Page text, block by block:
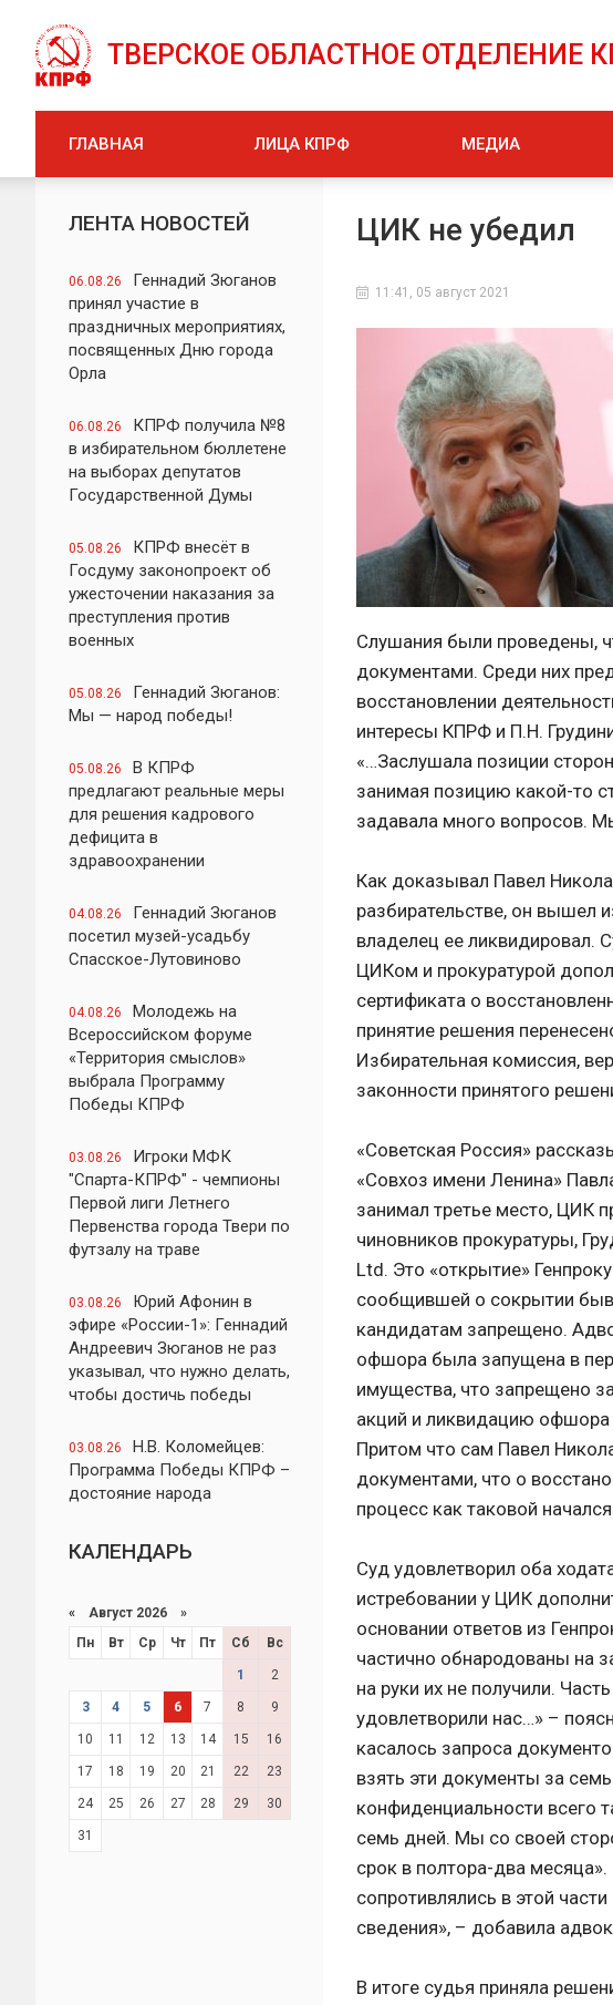
ТВЕРСКОЕ ОБЛАСТНОЕ ОТДЕЛЕНИЕ
ГЛАВНАЯ ЛИЦА КПРФ МЕДИА
ЛЕНТА НОВОСТЕЙ
06.08.26
Геннадий Зюганов
принял участие в
праздничных мероприятиях,
посвященных Дню города
Орла
06.08.26
КПРФ получила №8
в избирательном бюллетене
на выборах депутатов
Государственной Думы
05.08.26
КПРФ внесёт в
Госдуму законопроект об
ужесточении наказания за
преступления против
военных
05.08.26
Геннадий Зюганов:
Мы — народ победы!
05.08.26
В КПРФ
предлагают реальные меры
для решения кадрового
дефицита в
здравоохранении
04.08.26
Геннадий Зюганов
посетил музей-усадьбу
Спасское-Лутовиново
04.08.26
Молодежь на
Всероссийском форуме
«Территория смыслов»
выбрала Программу
Победы КПРФ
03.08.26
Игроки МФК
"Спарта-КПРФ" - чемпионы
Первой лиги Летнего
Первенства города Твери по
футзалу на траве
03.08.26
Юрий Афонин в
эфире «России-1»: Геннадий
Андреевич Зюганов не раз
указывал, что нужно делать,
чтобы достичь победы
03.08.26
Н.В. Коломейцев:
Программа Победы КПРФ –
достояние народа
КАЛЕНДАРЬ
« Август 2026 »
Пн
Вт Ср Чт Пт Сб Вс
1 2
3 4 5 6 7 8 9
10 11 12 13 14 15 16
17 18 19 20 21 22 23
24 25 26 27 28 29 30
31
ЦИК не убедил
11:41, 05 август 2021
Слушания были проведены,
документами. Среди них
восстановлении
интересы КПРФ и П.Н.
«…Заслушала позиции
занимая позицию какой-то
задавала много вопросов.
Как доказывал Павел
разбирательстве, он вышел
владелец ее ликвидировал.
ЦИКом и прокуратурой
сертификата о
принятие решения
Избирательная комиссия,
законности принятого
«Советская Россия»
«Совхоз имени Ленина»
занимал третье место, ЦИК
чиновников прокуратуры,
Ltd. Это «открытие»
сообщившей о сокрытии
кандидатам запрещено.
офшора была запущена в
имущества, что запрещено
акций и ликвидацию офшора
Притом что сам Павел
документами, что о
процесс как таковой
Суд удовлетворил оба
истребовании у ЦИК
основании ответов из
частично обнародованы на
на руки их не получили.
удовлетворили нас…» –
касалось запроса
взять эти документы за
конфиденциальности всего
семь дней. Мы со своей
срок в полтора-два
сопротивлялись в этой
сведения», – добавила
В итоге судья приняла